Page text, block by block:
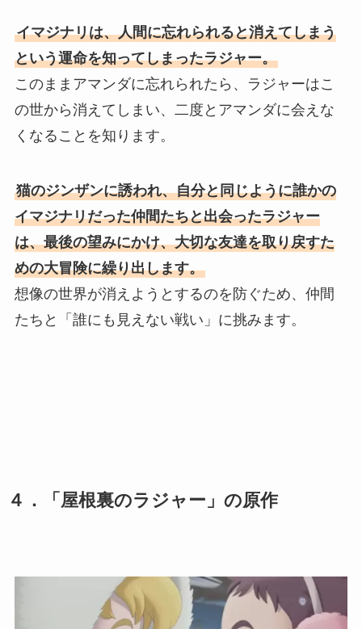
イマジナリは、人間に忘れられると消えてしまう
という運命を知ってしまったラジャー。
このままアマンダに忘れられたら、ラジャーはこ
の世から消えてしまい、二度とアマンダに会えな
くなることを知ります。
猫のジンザンに誘われ、自分と同じように誰かの
イマジナリだった仲間たちと出会ったラジャー
は、最後の望みにかけ、大切な友達を取り戻すた
めの大冒険に繰り出します。
想像の世界が消えようとするのを防ぐため、仲間
たちと「誰にも見えない戦い」に挑みます。
４． 「屋根裏のラジャー」の原作